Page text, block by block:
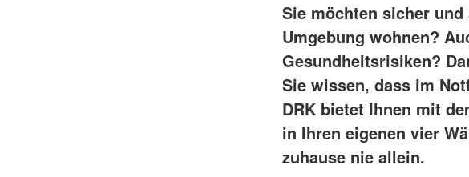
Sie möchten sicher
Umgebung wohnen?
Gesundheitsrisiken?
Sie wissen, dass im
DRK bietet Ihnen mit
in Ihren eigenen vier
zuhause nie allein.